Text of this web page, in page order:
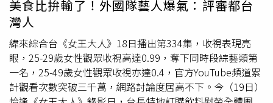
草莓果凍與起司奶蓋的「草莓起司奶蓋飲」，預計將掀起社
群打卡風潮。被譽為日本「牛舌界天花板」的東山牛舌，8
月即將登台。（圖／東山牛舌提供）另外來自日本仙台的70
年傳奇名店「東山牛舌」，台灣首店將於8月正式進駐
Dream Plaza，東山牛舌採取手工低溫熟成技術、搭配炭火
現烤，讓厚切牛舌呈現外焦香、內Q彈，咬下去還會爆汁的
口感。台灣首店由日本總公司親自監製，全套引進日方原汁
丑日限定鰻魚便當，每日限量30份。（圖／高雄萬豪酒店提
供）京樂日本料理餐廳即日起至8月底推出「夏季御膳料
理」，包含沙拉、蒸物、主餐、湯品等，每套1,280元＋
10%起。 （圖／高雄萬豪酒店提供）另外位於高雄萬豪酒
店11樓的京樂日本料理餐廳同樣於土用丑日7/19與7/31限
定推出可外帶的「鰻魚便當」，每日限量30份，售價1,580
元，需提前兩日預訂並完成付費。另餐廳即日起至8/31推出
迎接熱辣夏日的最佳方式！8月起的週末傍晚，二期廣場則
有「美味快餐聚落音樂夜」，由實力派街頭藝人帶來多首不
插電演唱。逛街逛累了，就在一旁的美食小木屋買冰品及小
食，小憩一下聽音樂，享受浪漫夏夜食光。（圖／業者提
供）歷經四個月的精心改裝，華泰名品城一期2F美食街全新
亮相。清新明亮的美式摩登工業風，搭配寬敞沙發卡座、高
美食比拚輸了！外國隊藝人爆氣：評審都台
灣人
緯來綜合台《女王大人》18日播出第334集，收視表現亮
眼，25-29歲女性觀眾收視高達0.99，奪下同時段綜藝類第
一名，25-49歲女性觀眾收視亦達0.4，官方YouTube頻道累
計觀看次數突破三千萬，網路討論度居高不下。今（19日）